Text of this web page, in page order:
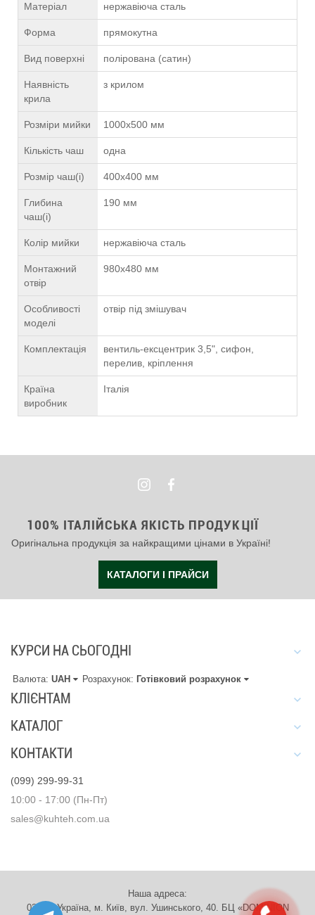
Матеріал нержавіюча сталь
Форма прямокутна
Вид поверхні полірована (сатин)
Наявність
крила
з крилом
Розміри мийки 1000х500 мм
Кількість чаш одна
Розмір чаш(і) 400х400 мм
Глибина
чаш(і)
190 мм
Колір мийки нержавіюча сталь
Монтажний
отвір
980х480 мм
Особливості
моделі
отвір під змішувач
Комплектація
вентиль-ексцентрик 3,5", сифон,
перелив, кріплення
Країна
виробник
Італія
100% ІТАЛІЙСЬКА ЯКІСТЬ ПРОДУКЦІЇ
Оригінальна продукція за найкращими цінами в Україні!
КАТАЛОГИ І ПРАЙСИ
КУРСИ НА СЬОГОДНІ
Валюта: UAH Розрахунок: Готівковий розрахунок
КЛІЄНТАМ
КАТАЛОГ
КОНТАКТИ
(099) 299-99-31
10:00 - 17:00 (Пн-Пт)
sales@kuhteh.com.ua
Наша адреса:
03151, Україна, м. Київ, вул. Ушинського, 40. БЦ «DOMINION